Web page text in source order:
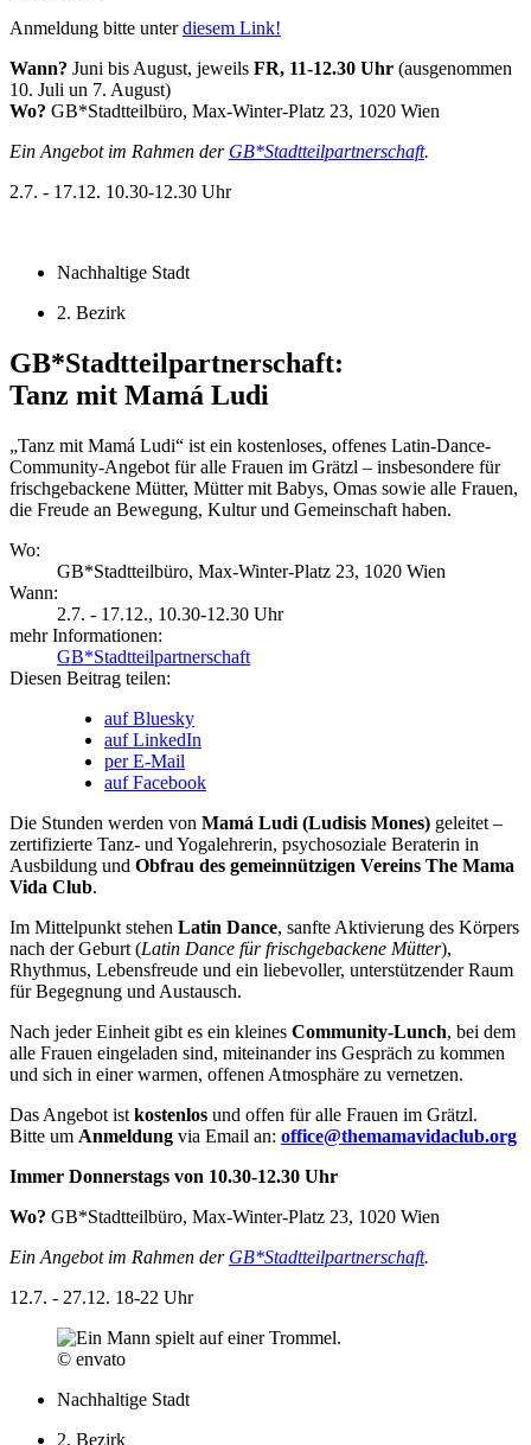
Anmeldung bitte unterdiesem Link!
Wann? Juni bis August, jeweils FR, 11-12.30 Uhr (ausgenommen
10. Juli un 7. August)
Wo? GB*Stadtteilbüro, Max-Winter-Platz 23, 1020 Wien
Ein Angebot im Rahmen der GB*Stadtteilpartnerschaft.
2.7. - 17.12. 10.30-12.30 Uhr
Nachhaltige Stadt
2. Bezirk
GB*Stadtteilpartnerschaft:
Tanz mit Mamá Ludi
„Tanz mit Mamá Ludi“ ist ein kostenloses, offenes Latin-Dance-
Community-Angebot für alle Frauen im Grätzl – insbesondere für
frischgebackene Mütter, Mütter mit Babys, Omas sowie alle Frauen,
die Freude an Bewegung, Kultur und Gemeinschaft haben.
Wo:
GB*Stadtteilbüro, Max-Winter-Platz 23, 1020 Wien
Wann:
2.7. - 17.12., 10.30-12.30 Uhr
mehr Informationen:
GB*Stadtteilpartnerschaft
Diesen Beitrag teilen:
auf Bluesky
auf LinkedIn
per E-Mail
auf Facebook
Die Stunden werden von Mamá Ludi (Ludisis Mones) geleitet –
zertifizierte Tanz- und Yogalehrerin, psychosoziale Beraterin in
Ausbildung und Obfrau des gemeinnützigen Vereins The Mama
Vida Club.
Im Mittelpunkt stehen Latin Dance, sanfte Aktivierung des Körpers
nach der Geburt (Latin Dance für frischgebackene Mütter),
Rhythmus, Lebensfreude und ein liebevoller, unterstützender Raum
für Begegnung und Austausch.
Nach jeder Einheit gibt es ein kleines Community-Lunch, bei dem
alle Frauen eingeladen sind, miteinander ins Gespräch zu kommen
und sich in einer warmen, offenen Atmosphäre zu vernetzen.
Das Angebot ist kostenlos und offen für alle Frauen im Grätzl.
Bitte um Anmeldung via Email an: office@themamavidaclub.org
Immer Donnerstags von 10.30-12.30 Uhr
Wo? GB*Stadtteilbüro, Max-Winter-Platz 23, 1020 Wien
Ein Angebot im Rahmen der GB*Stadtteilpartnerschaft.
12.7. - 27.12. 18-22 Uhr
© envato
Nachhaltige Stadt
2. Bezirk